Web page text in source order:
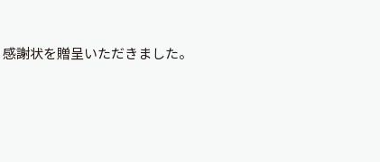
謝状を贈呈いただきました。